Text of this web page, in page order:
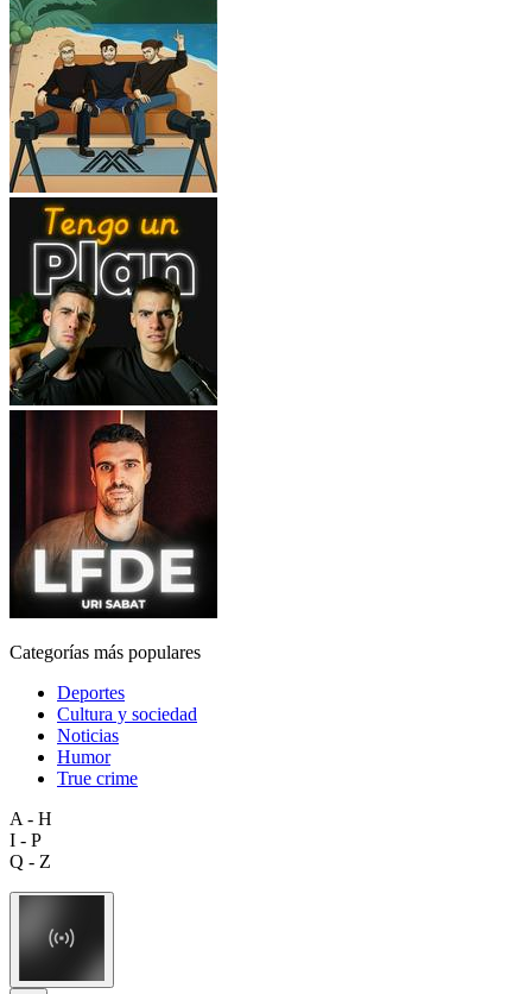
Categorías más populares
Deportes
Cultura y sociedad
Noticias
Humor
True crime
A - H
I - P
Q - Z